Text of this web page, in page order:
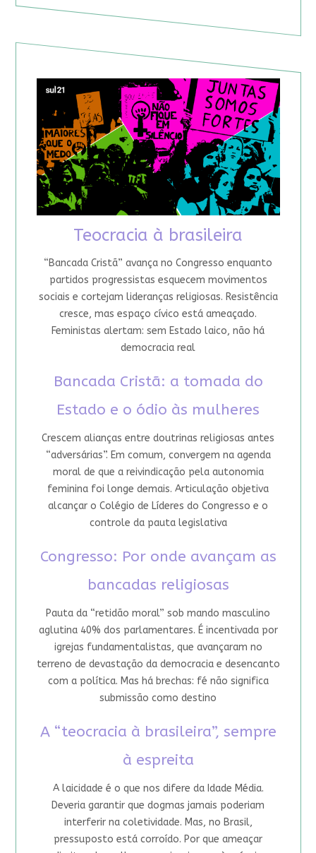
Teocracia à brasileira
“Bancada Cristã” avança no Congresso enquanto
partidos progressistas esquecem movimentos
sociais e cortejam lideranças religiosas. Resistência
cresce, mas espaço cívico está ameaçado.
Feministas alertam: sem Estado laico, não há
democracia real
Bancada Cristã: a tomada do
Estado e o ódio às mulheres
Crescem alianças entre doutrinas religiosas antes
“adversárias”. Em comum, convergem na agenda
moral de que a reivindicação pela autonomia
feminina foi longe demais. Articulação objetiva
alcançar o Colégio de Líderes do Congresso e o
controle da pauta legislativa
Congresso: Por onde avançam as
bancadas religiosas
Pauta da “retidão moral” sob mando masculino
aglutina 40% dos parlamentares. É incentivada por
igrejas fundamentalistas, que avançaram no
terreno de devastação da democracia e desencanto
com a política. Mas há brechas: fé não significa
submissão como destino
A “teocracia à brasileira”, sempre
à espreita
A laicidade é o que nos difere da Idade Média.
Deveria garantir que dogmas jamais poderiam
interferir na coletividade. Mas, no Brasil,
pressuposto está corroído. Por que ameaçar